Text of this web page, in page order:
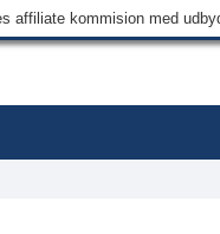
affiliate kommision med